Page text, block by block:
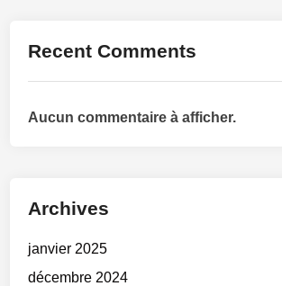
Recent Comments
Aucun commentaire à afficher.
Archives
janvier 2025
décembre 2024